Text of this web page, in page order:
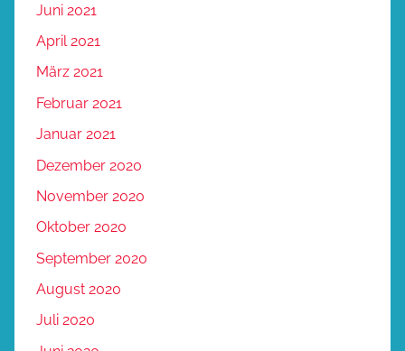
Juni 2021
April 2021
März 2021
Februar 2021
Januar 2021
Dezember 2020
November 2020
Oktober 2020
September 2020
August 2020
Juli 2020